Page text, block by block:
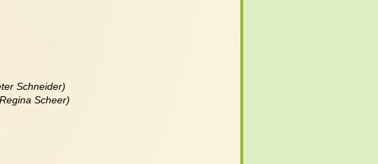
Schneider)
Regina Scheer)